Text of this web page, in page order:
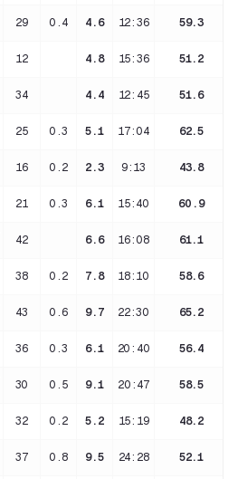
29 0.4 4.6 12:36 59.3
12 4.8 15:36 51.2
34 4.4 12:45 51.6
25 0.3 5.1 17:04 62.5
16 0.2 2.3 9:13 43.8
21 0.3 6.1 15:40 60.9
42 6.6 16:08 61.1
38 0.2 7.8 18:10 58.6
43 0.6 9.7 22:30 65.2
36 0.3 6.1 20:40 56.4
30 0.5 9.1 20:47 58.5
32 0.2 5.2 15:19 48.2
37 0.8 9.5 24:28 52.1